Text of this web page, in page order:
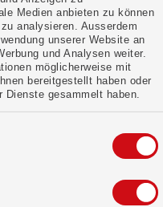
Medien anbieten zu können
analysieren. Ausserdem
unserer Website an
und Analysen weiter.
möglicherweise mit
bereitgestellt haben oder
gesammelt haben.